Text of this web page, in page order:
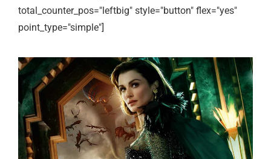
total_counter_pos="leftbig" style="button" flex="yes"
point_type="simple"]